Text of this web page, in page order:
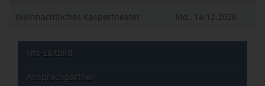
Weihnachtliches Kaspertheater Mo., 14.12.2026
vhs-Leitbild
Ansprechpartner